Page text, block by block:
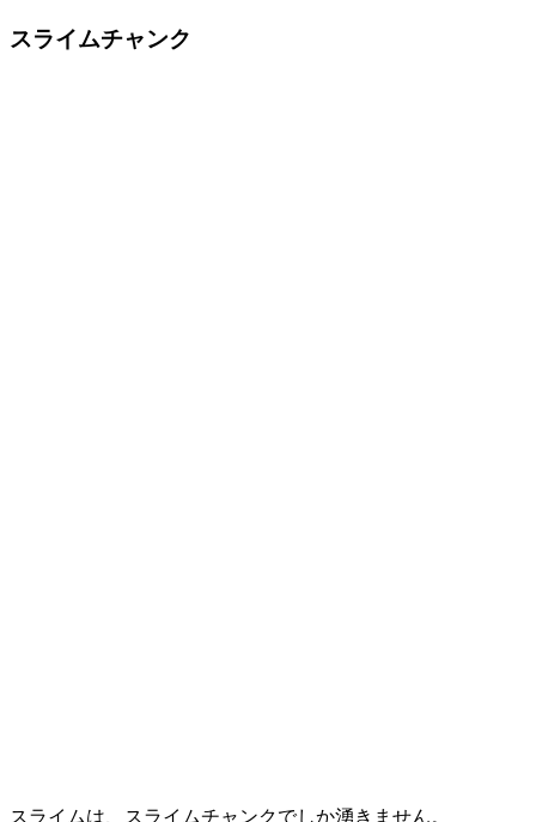
スライムチャンク
スライムは、 スライムチャンクでしか湧きません。